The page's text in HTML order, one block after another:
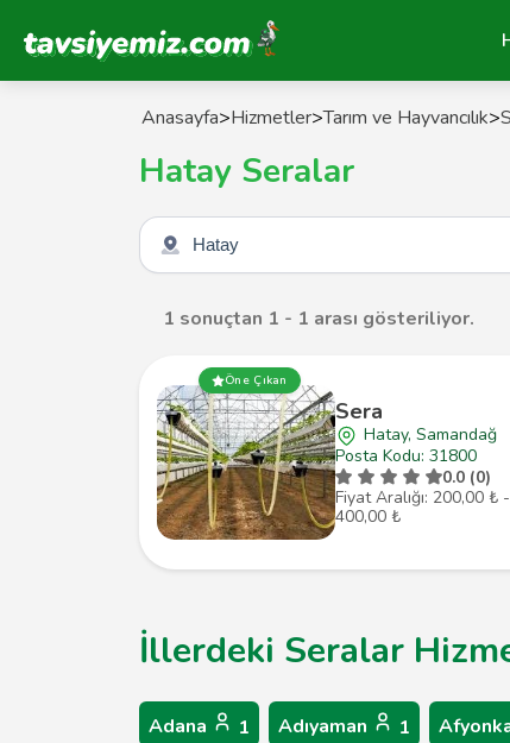
Tavsiyemiz Anasayfa
Anasayfa>Hizmetler>Tarım ve Hayvancılık>
Hatay Seralar
Şehir seçin
1 sonuçtan 1 - 1 arası gösteriliyor.
Öne Çıkan
Sera
Hatay, Samandağ
Posta Kodu: 31800
0.0 (0)
Fiyat Aralığı: 200,00 ₺ -
400,00 ₺
İllerdeki Seralar
Adana 1 Adıyaman 1